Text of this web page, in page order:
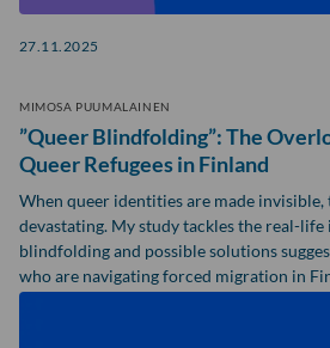
27.11.2025
MIMOSA PUUMALAINEN
”Queer Blindfolding”: The
Queer Refugees in Finland
When queer identities are made invisible,
devastating. My study tackles the real-
blindfolding and possible solutions
who are navigating forced migration in